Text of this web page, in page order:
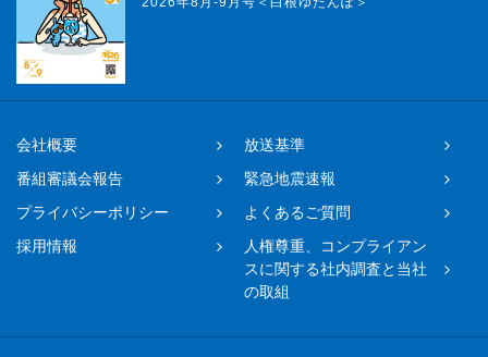
会社概要
放送基準
番組審議会報告
緊急地震速報
プライバシーポリシー
よくあるご質問
採用情報
人権尊重、コンプライアン
スに関する社内調査と当社
の取組